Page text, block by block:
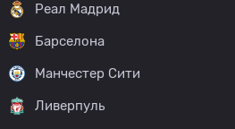
Реал Мадрид
Барселона
Манчестер Сити
Ливерпуль